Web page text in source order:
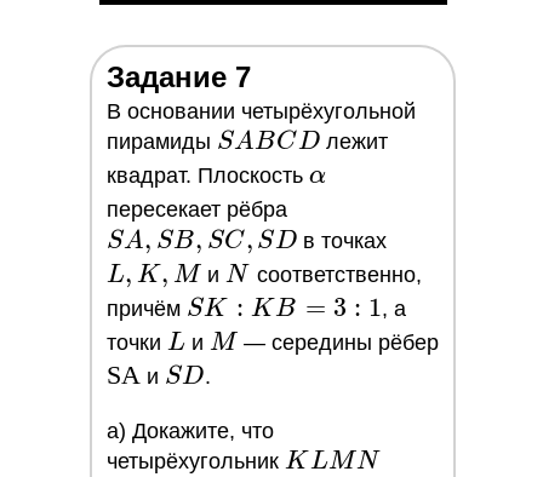
Задание 7
В основании четырёхугольной
пирамиды SABCD
SABCD лежит
квадрат. Плоскость \alpha
α
пересекает рёбра
SB,
SC,
SD
SA, SB, SC, SD в точках
K,
M
L, K, M иN
N соответственно,
причём SK
:
KB
3:1
SK : KB = 3 : 1, а
точки L
L и M
M — середины рёбер
ЅА
ЅА и SD
SD.
a) Докажите, что
четырёхугольник KLMN
KLMN